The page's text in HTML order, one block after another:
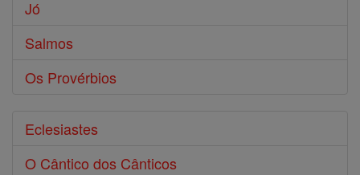
Jó
Salmos
Os Provérbios
Eclesiastes
O Cântico dos Cânticos